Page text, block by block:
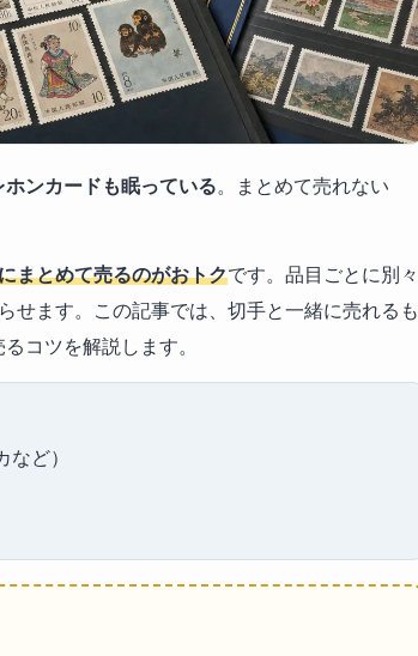
ンカードも眠っている。まとめて売れない
まとめて売るのがおトクです。品目ごとに別々
せます。この記事では、切手と一緒に売れるも
コツを解説します。
ど）